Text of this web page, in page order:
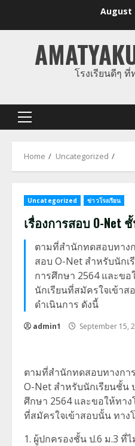
August
โรงเรียนดีๆ
Primary
Home Uncategorized
Uncategorized ข่าวโรงเรียน
เรื่องการสอบ O-Net
ตามที่สำนักทดสอบทาง
สอบ O-Net สำหรับนักเ
การศึกษา 2564 และขอ
นักเรียนที่สมัครใจเข้าส
ดำเนินการ ดังนี้
admin1 September 15,
ตามที่สำนักทดสอบทางกา
O-Net สำหรับนักเรียนชั้น
ศึกษา 2564 และขอให้ทาง
ที่สมัครใจเข้าสอบนั้น ทาง
1. ผู้ปกครองชั้น ป.6 ม.3 ที่